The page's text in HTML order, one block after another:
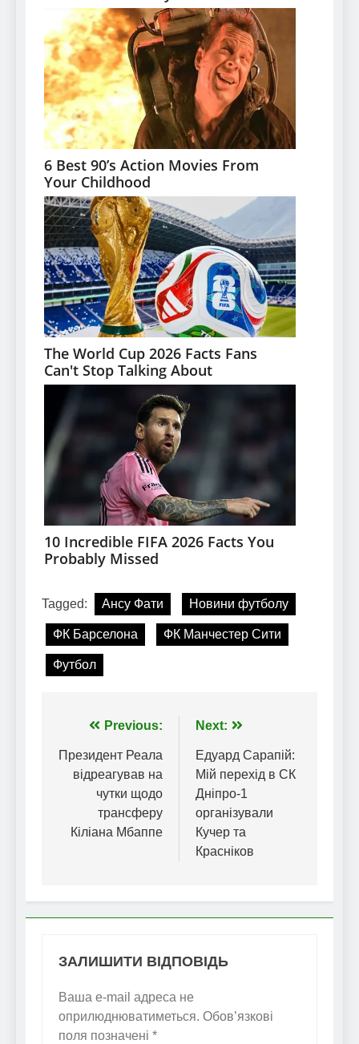
Tagged: Ансу Фати Новини футболу
ФК Барселона ФК Манчестер Сити
Футбол
Навігація
записів
Previous:
Президент Реала
відреагував на
чутки щодо
трансферу
Кіліана Мбаппе
Next:
Едуард Сарапій:
Мій перехід в СК
Дніпро-1
організували
Кучер та
Красніков
ЗАЛИШИТИ ВІДПОВІДЬ
Ваша e-mail адреса не
оприлюднюватиметься. Обов’язкові
поля позначені *